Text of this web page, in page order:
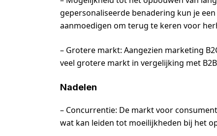
gepersonaliseerde benadering kun je
aanmoedigen om terug te keren voor
– Grotere markt: Aangezien marketing
veel grotere markt in vergelijking met
Nadelen
– Concurrentie: De markt voor
wat kan leiden tot moeilijkheden bij het